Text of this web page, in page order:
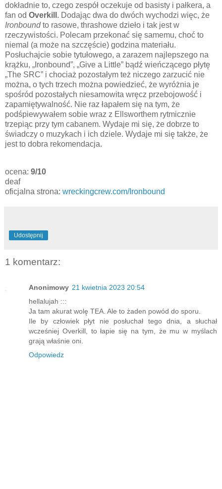
dokładnie to, czego zespół oczekuje od basisty i pałkera, a
fan od Overkill . Dodając dwa do dwóch wychodzi więc, że
Ironboundto rasowe, thrashowe dzieło i tak jest w
rzeczywistości. Polecam przekonać się samemu, choć to
niemal (a może na szczęście) godzina materiału.
Posłuchajcie sobie tytułowego, a zarazem najlepszego na
krążku, „Ironbound”, „Give a Little” bądź wieńczącego płytę
„The SRC” i chociaż pozostałym też niczego zarzucić nie
można, o tych trzech można powiedzieć, że wyróżnia je
spośród pozostałych niesamowita wręcz przebojowość i
zapamiętywalność. Nie raz łapałem się na tym, że
podśpiewywałem sobie wraz z Ellsworthem rytmicznie
trzepiąc przy tym cabanem. Wydaje mi się, że dobrze to
świadczy o muzykach i ich dziele. Wydaje mi się także, że
jest to dobra rekomendacja.
ocena: 9/10
deaf
oficjalna strona: wreckingcrew.com/Ironbound
Udostępnij
1 komentarz:
Anonimowy 21 kwietnia 2023 20:54
hellalujah :::
Ja tam akurat wolę TEA. Ale to żaden powód do sporu.
Ile by człowiek płyt nie posłuchał tego dnia, a słuchał
wcześniej Overkill, to łapie się na tym, że mu w myślach
grają właśnie oni.
Odpowiedz